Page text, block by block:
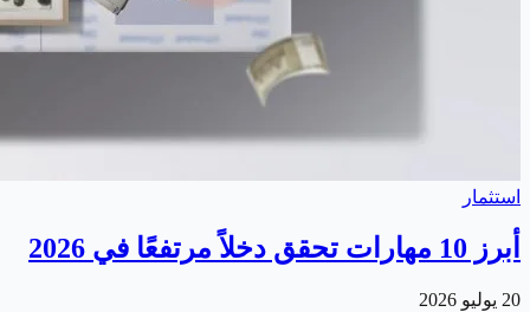
استثمار
أبرز 10 مهارات تحقق دخلاً مرتفعًا في 2026
20 يوليو 2026